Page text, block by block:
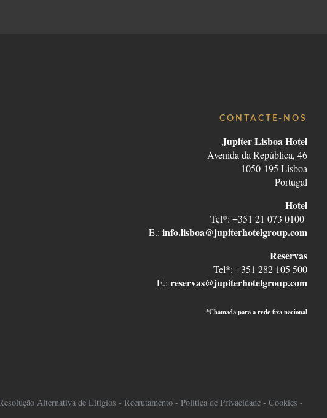
CONTACTE-NOS
Jupiter Lisboa Hotel
Avenida da República, 46
1050-195 Lisboa
Portugal
Hotel
Tel*: +351 21 073 0100
E.: info.lisboa@jupiterhotelgroup.com
Reservas
Tel*: +351 282 105 500
E.: reservas@jupiterhotelgroup.com
*Chamada para a rede fixa nacional
Alternativa de Litígios - Recrutamento- Politica de Privacidade- Cookies -